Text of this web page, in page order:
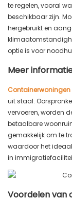
te regelen, vooral
beschikbaar zijn.
hergebruikt en
optie is voor
Meer
Containerwoningen
uit staal.
vervoeren, worden
betaalbare
gemakkelijk om te
waardoor het
in
Voordelen van